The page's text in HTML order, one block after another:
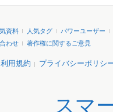
資料 人気タグ
パワーユーザー
わせ 著作権に関するご意見
利用規約 プライバシーポリシ
スマ